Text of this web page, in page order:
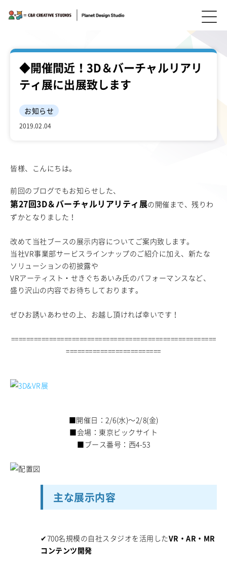
◆開催間近！3D＆バーチャルリアリ
ティ展に出展致します
お知らせ
2019.02.04
皆様、こんにちは。
前回のブログでもお知らせした、
第27回3D＆バーチャルリアリティ展の開催まで、残りわ
ずかとなりました！
改めて当社ブースの展示内容についてご案内致します。
当社VR事業部サービスラインナップのご紹介に加え、新たな
ソリューションの初披露や
VRアーティスト・せきぐちあいみ氏のパフォーマンスなど、
盛り沢山の内容でお待ちしております。
ぜひお誘いあわせの上、お越し頂ければ幸いです！
======================================================
=========================
■開催日：2/6(水)～2/8(金)
■会場：東京ビックサイト
■ブース番号：西4-53
主な展示内容
✔700名規模の自社スタジオを活用したVR・AR・MR
コンテンツ開発